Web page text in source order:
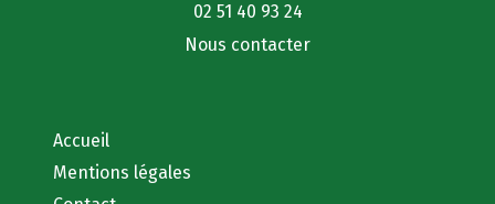
02 51 40 93 24
Nous contacter
Accueil
Mentions légales